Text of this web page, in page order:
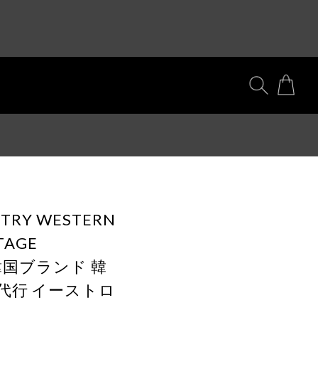
WESTERN
ブランド 韓
行 イーストロ